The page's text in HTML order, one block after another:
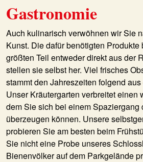
Gastronomie
Auch kulinarisch verwöhnen wir Sie
Kunst. Die dafür benötigten
größten Teil entweder direkt aus der
stellen sie selbst her. Viel frisches
stammt den Jahreszeiten folgend
Unser Kräutergarten verbreitet einen
dem Sie sich bei einem Spaziergang
überzeugen können. Unsere
probieren Sie am besten beim
Sie nicht eine Probe unseres
Bienenvölker auf dem Parkgelände